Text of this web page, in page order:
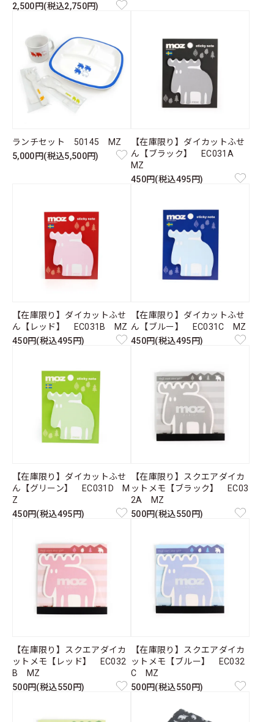
2,500円(税込2,750円)
ランチセット 50145 MZ
5,000円(税込5,500円)
【在庫限り】ダイカットふせ
ん【ブラック】 EC031A
MZ
450円(税込495円)
【在庫限り】ダイカットふせ
ん【レッド】 EC031B MZ
450円(税込495円)
【在庫限り】ダイカットふせ
ん【ブルー】 EC031C MZ
450円(税込495円)
【在庫限り】ダイカットふせ
ん【グリーン】 EC031D M
Z
450円(税込495円)
【在庫限り】スクエアダイカ
ットメモ【ブラック】 EC03
2A MZ
500円(税込550円)
【在庫限り】スクエアダイカ
ットメモ【レッド】 EC032
B MZ
500円(税込550円)
【在庫限り】スクエアダイカ
ットメモ【ブルー】 EC032
C MZ
500円(税込550円)